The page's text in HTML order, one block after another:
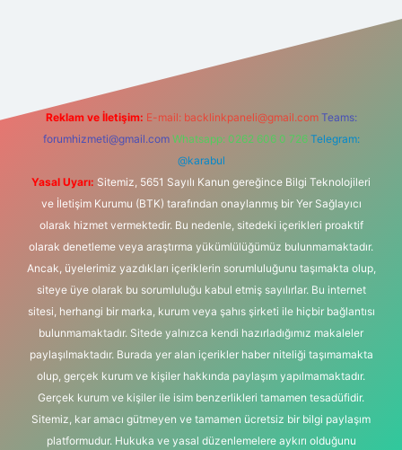
Reklam ve İletişim: E-mail: backlinkpaneli@gmail.com Teams:
forumhizmeti@gmail.com Whatsapp: 0262 606 0 726 Telegram:
@karabul
Yasal Uyarı: Sitemiz, 5651 Sayılı Kanun gereğince Bilgi Teknolojileri
ve İletişim Kurumu (BTK) tarafından onaylanmış bir Yer Sağlayıcı
olarak hizmet vermektedir. Bu nedenle, sitedeki içerikleri proaktif
olarak denetleme veya araştırma yükümlülüğümüz bulunmamaktadır.
Ancak, üyelerimiz yazdıkları içeriklerin sorumluluğunu taşımakta olup,
siteye üye olarak bu sorumluluğu kabul etmiş sayılırlar. Bu internet
sitesi, herhangi bir marka, kurum veya şahıs şirketi ile hiçbir bağlantısı
bulunmamaktadır. Sitede yalnızca kendi hazırladığımız makaleler
paylaşılmaktadır. Burada yer alan içerikler haber niteliği taşımamakta
olup, gerçek kurum ve kişiler hakkında paylaşım yapılmamaktadır.
Gerçek kurum ve kişiler ile isim benzerlikleri tamamen tesadüfidir.
Sitemiz, kar amacı gütmeyen ve tamamen ücretsiz bir bilgi paylaşım
platformudur. Hukuka ve yasal düzenlemelere aykırı olduğunu